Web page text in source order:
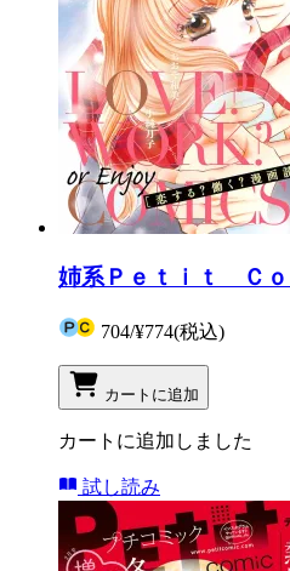
姉系Ｐｅｔｉｔ Ｃｏ
704/¥774(税込)
カートに追加
カートに追加しました
試し読み